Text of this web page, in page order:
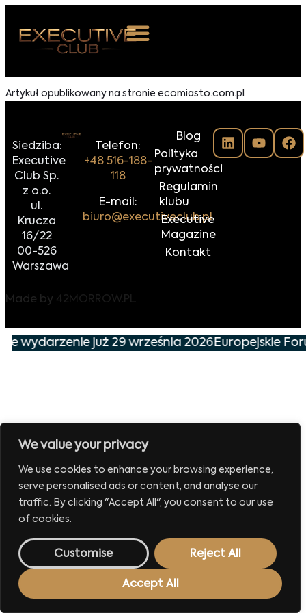
We value your privacy
We use cookies to enhance your browsing experience,
serve personalised ads or content, and analyse our
traffic. By clicking "Accept All", you consent to our use
of cookies.
Customise Reject All
Accept All
NAS
ROOM
DO NAS
Artykuł opublikowany na stronie ecomiasto.com.pl
Siedziba:
Executive
Club Sp.
z o.o.
ul.
Krucza
16/22
00-526
Warszawa
Telefon:
+48 516-188-
118
E-mail:
biuro@executiveclub.pl
Blog
Polityka
prywatności
Regulamin
klubu
Executive
Magazine
Kontakt
Made by 42MORROW.PL
wydarzenie już 29 września 2026Europejskie